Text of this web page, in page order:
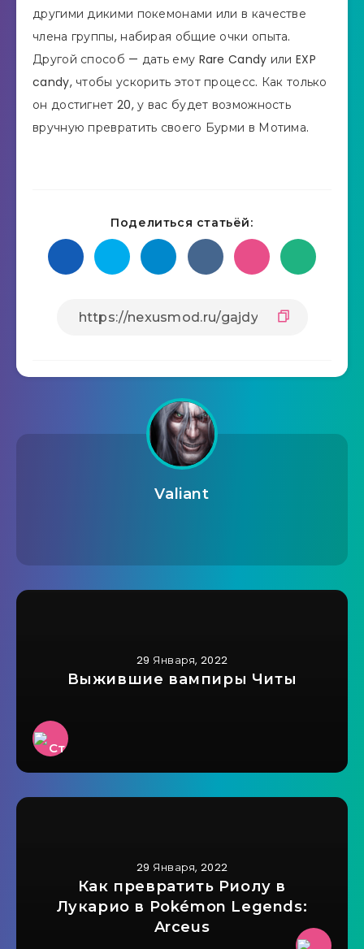
другими дикими покемонами или в качестве
члена группы, набирая общие очки опыта.
Другой способ — дать ему Rare Candy или EXP
candy, чтобы ускорить этот процесс. Как только
он достигнет 20, у вас будет возможность
вручную превратить своего Бурми в Мотима.
Поделиться статьёй:
Valiant
29 Января, 2022
Выжившие вампиры Читы
29 Января, 2022
Как превратить Риолу в
Лукарио в Pokémon Legends:
Arceus